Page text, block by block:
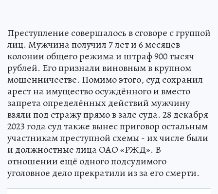
Преступление совершалось в сговоре с группой
лиц. Мужчина получил 7 лет и 6 месяцев
колонии общего режима и штраф 900 тысяч
рублей. Его признали виновным в крупном
мошенничестве. Помимо этого, суд сохранил
арест на имущество осуждённого и вместо
запрета определённых действий мужчину
взяли под стражу прямо в зале суда. 28 декабря
2023 года суд также вынес приговор остальным
участникам преступной схемы - их числе были
и должностные лица ОАО «РЖД». В
отношении ещё одного подсудимого
уголовное дело прекратили из за его смерти.